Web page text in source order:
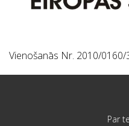
Vienošanās Nr. 2010/
Par